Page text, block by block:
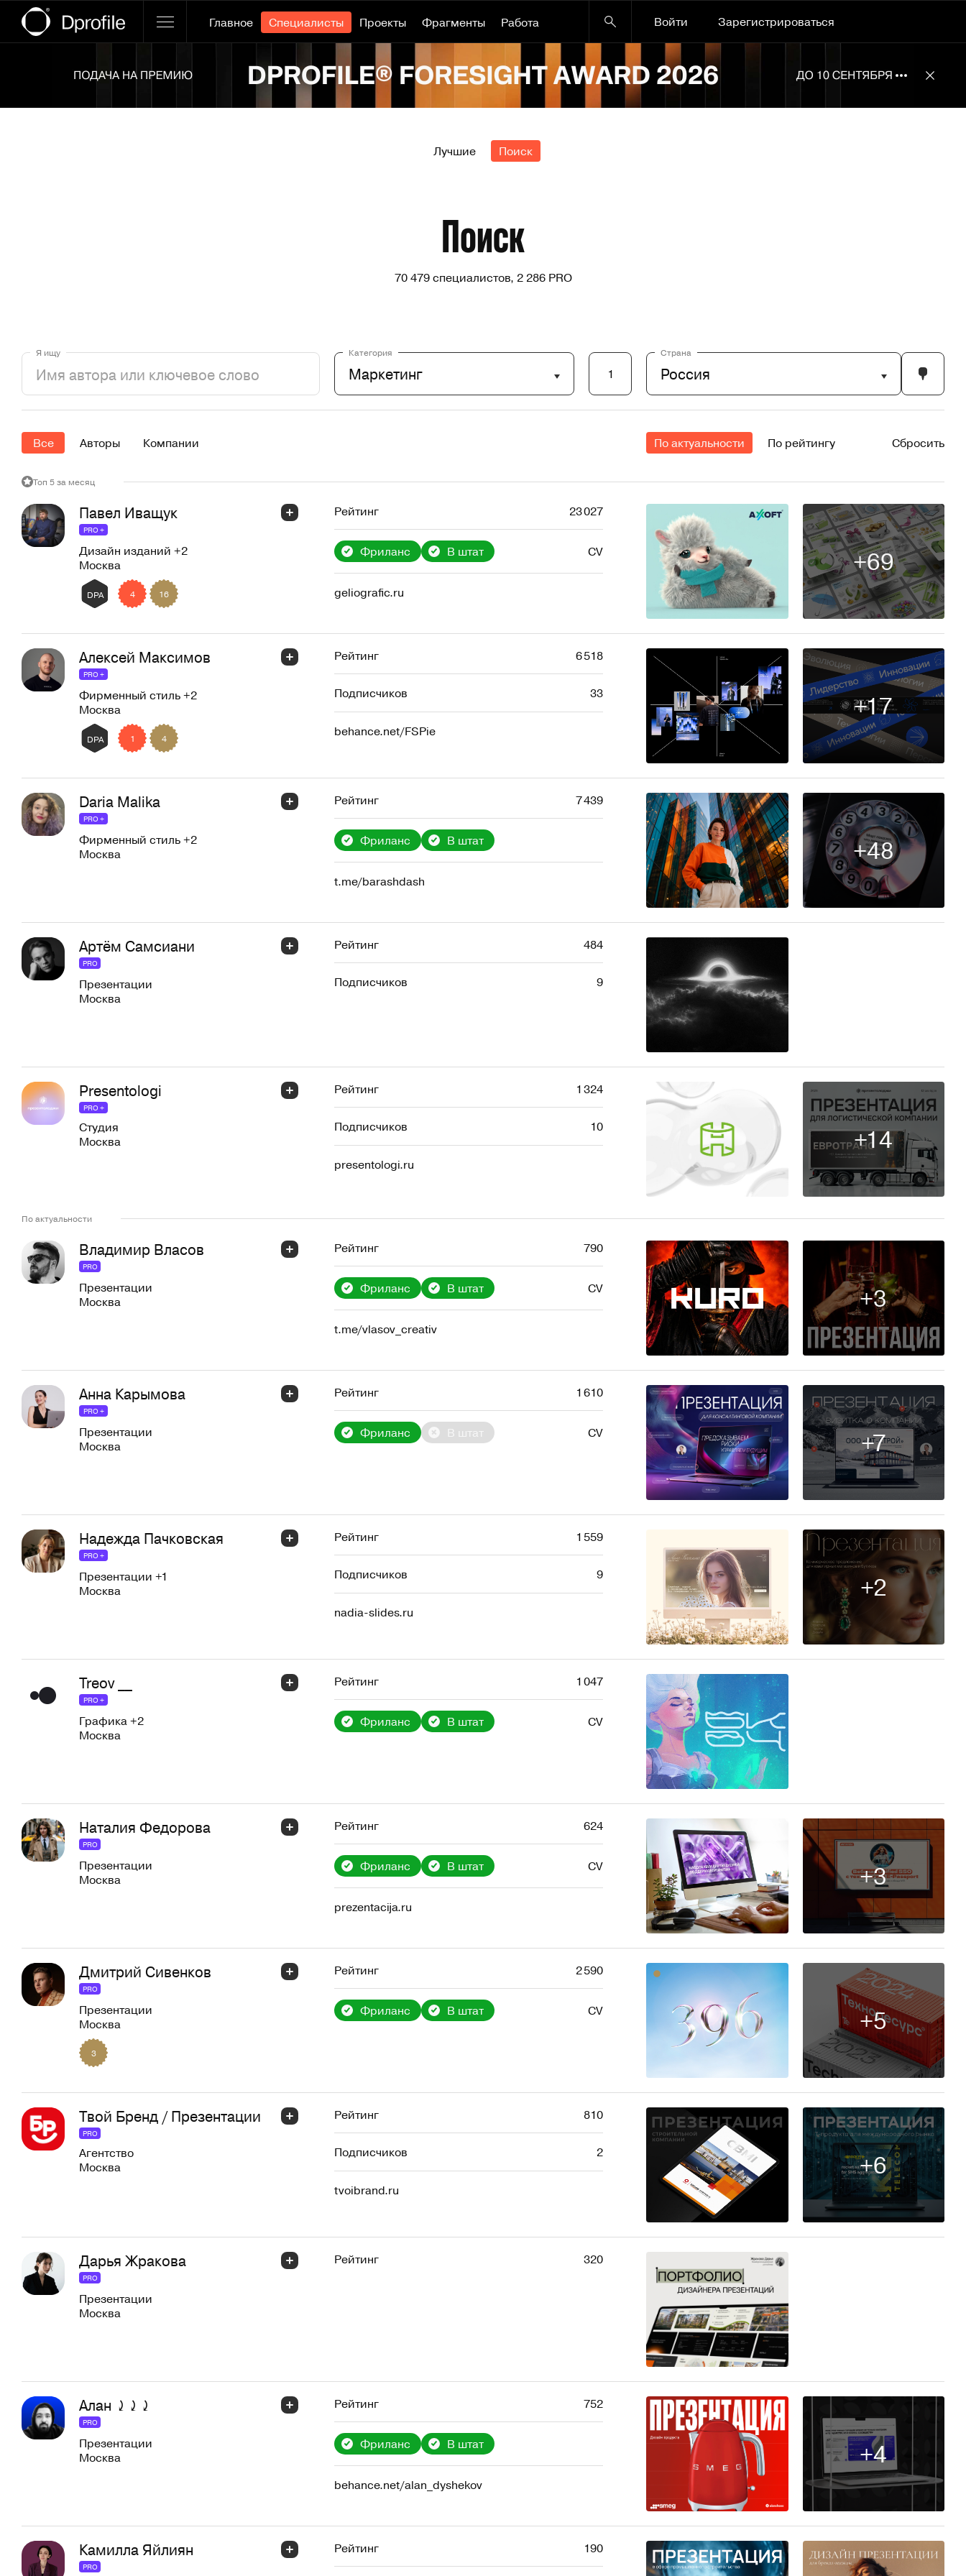
Главное Специалисты Проекты Фрагменты Работа Войти
Зарегистрироваться
Лучшие Поиск
Поиск
70 479 специалистов, 2 286 PRO
Я ищу Категория
Маркетинг 1
Страна
Россия
Все Авторы Компании По актуальности По рейтингу Сбросить
Топ 5 за месяц
Павел Иващук
PRO +
Дизайн изданий +2
Москва
DPA 4 16
Рейтинг 23 027
Фриланс В штат CV
geliografic.ru
78
+69
Алексей Максимов
PRO +
Фирменный стиль+2
Москва
DPA 1 4
Рейтинг 6 518
Подписчиков 33
behance.net/FSPie
24
+17
Daria Malika
PRO +
Фирменный стиль+2
Москва
Рейтинг 7 439
Фриланс В штат
t.me/barashdash
21
+48
Артём Самсиани
PRO
Презентации
Москва
Рейтинг 484
Подписчиков 9
Presentologi
PRO +
Студия
Москва
Рейтинг 1 324
Подписчиков 10
presentologi.ru
9
+14
По актуальности
Владимир Власов
PRO
Презентации
Москва
Рейтинг 790
Фриланс В штат CV
t.me/vlasov_creativ
9
+3
Анна Карымова
PRO +
Презентации
Москва
Рейтинг 1 610
Фриланс В штат CV
19
+7
Надежда Пачковская
PRO +
Презентации +1
Москва
Рейтинг 1 559
Подписчиков 9
nadia-slides.ru
21
+2
Treov __
PRO +
Графика+2
Москва
Рейтинг 1 047
Фриланс В штат CV
94
Наталия Федорова
PRO
Презентации
Москва
Рейтинг 624
Фриланс В штат CV
prezentacija.ru
6
+3
Дмитрий Сивенков
PRO
Презентации
Москва
3
Рейтинг 2 590
Фриланс В штат CV +5
Твой Бренд / Презентации
PRO
Агентство
Москва
Рейтинг 810
Подписчиков 2
tvoibrand.ru
+6
Дарья Жракова
PRO
Презентации
Москва
Рейтинг 320
4
Алан ⤸⤸⤸
PRO
Презентации
Москва
Рейтинг 752
Фриланс В штат
behance.net/alan_dyshekov
+4
Камилла Яйлиян
PRO
Рейтинг 190